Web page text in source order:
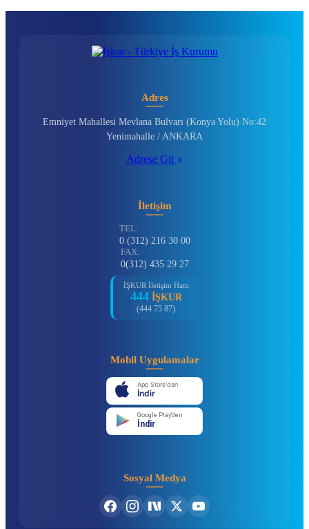
Adres
Emniyet Mahallesi Mevlana Bulvarı (Konya Yolu) No:42
Yenimahalle / ANKARA
Adrese Git
İletişim
TEL:
0 (312) 216 30 00
FAX:
0(312) 435 29 27
İŞKUR İletişim Hattı
444 İŞKUR
(444 75 87)
Mobil Uygulamalar
App Store'dan
İndir
Google Play'den
İndir
Sosyal Medya